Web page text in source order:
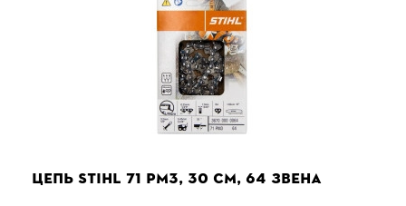
ЦЕПЬ STIHL 71 PM3, 30 СМ, 64 ЗВЕНА